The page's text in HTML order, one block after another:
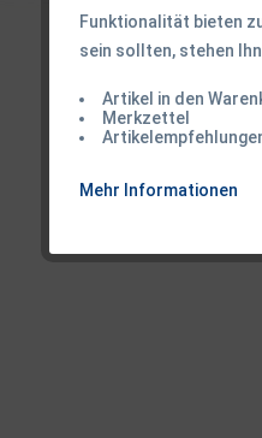
Funktionalität bieten
sein sollten, stehen
Artikel in den
Merkzettel
Mehr Informationen